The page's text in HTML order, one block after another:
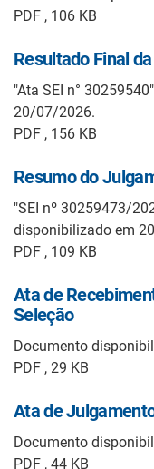
PDF , 106 KB
Resultado Final
"Ata SEI n°
20/07/2026.
PDF , 156 KB
Resumo do
"SEI nº 30259473/
disponibilizado em
PDF , 109 KB
Ata de
Seleção
Documento
PDF , 29 KB
Ata de
Documento
PDF , 44 KB